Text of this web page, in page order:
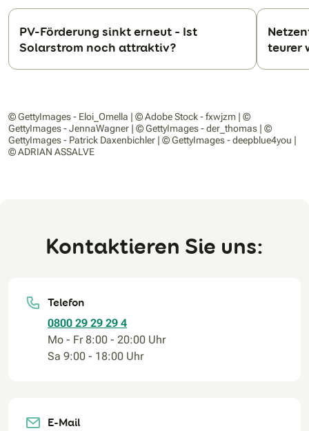
PV-Förderung sinkt erneut – Ist
Solarstrom noch attraktiv?
teurer
© GettyImages - Eloi_Omella | © Adobe Stock - fxwjzm | ©
GettyImages - JennaWagner | © GettyImages - der_thomas | ©
GettyImages - Patrick Daxenbichler | © GettyImages - deepblue4you |
© ADRIAN ASSALVE
Kontaktieren Sie uns:
Telefon
0800 29 29 29 4
Mo - Fr 8:00 - 20:00 Uhr
Sa 9:00 - 18:00 Uhr
E-Mail